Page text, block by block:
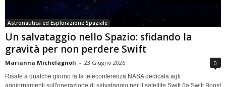
Astronautica ed Esplorazione Spaziale
Un salvataggio nello Spazio: sfidando la
gravità per non perdere Swift
Marianna Michelagnoli - 23 Giugno 2026 0
Risale a qualche giorno fa la teleconferenza NASA dedicata agli
aggiornamenti sull'operazione di salvataggio per il satellite Swift (la Swift Boost